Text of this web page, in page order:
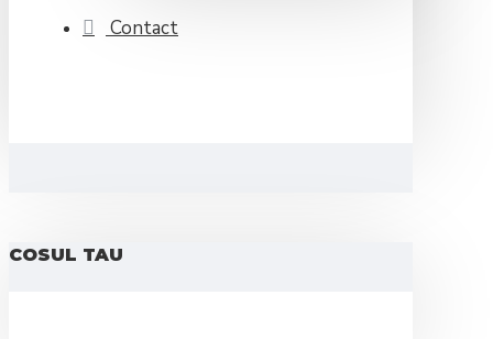
Contact
COSUL TAU